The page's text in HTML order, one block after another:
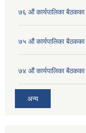
७६ औं कार्यपालिका
७५ औं कार्यपालिका
७४ औं कार्यपालिका
अन्य